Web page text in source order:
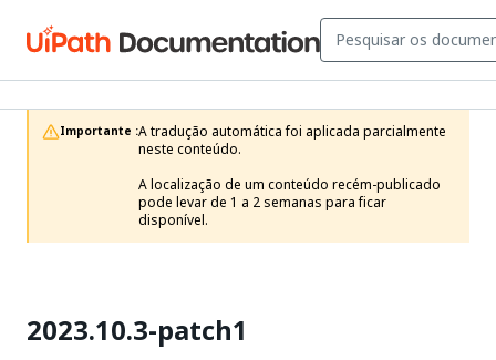
Importante :A tradução automática foi aplicada parcialmente
neste conteúdo.
A localização de um conteúdo recém-publicado
pode levar de 1 a 2 semanas para ficar
disponível.
2023.10.3-patch1